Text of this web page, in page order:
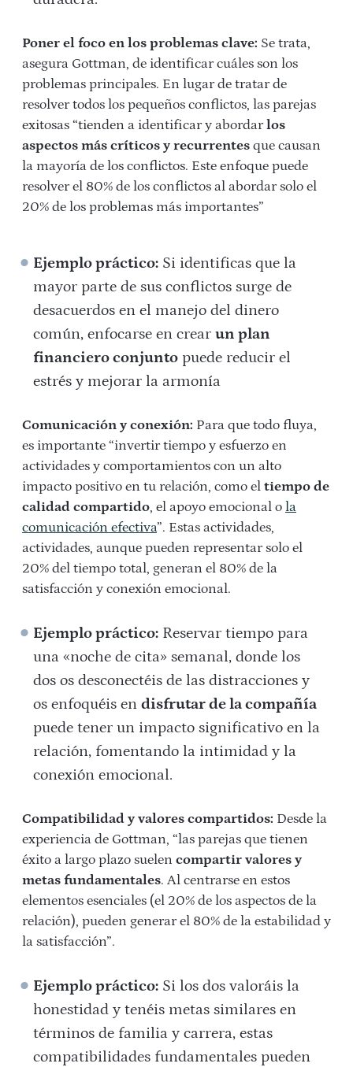
Poner el foco en los problemas clave: Se trata,
asegura Gottman, de identificar cuáles son los
problemas principales. En lugar de tratar de
resolver todos los pequeños conflictos, las parejas
exitosas “tienden a identificar y abordarlos
aspectos más críticos y recurrentes que causan
la mayoría de los conflictos. Este enfoque puede
resolver el 80% de los conflictos al abordar solo el
20% de los problemas más importantes”
Ejemplo práctico: Si identificas que la
mayor parte de sus conflictos surge de
desacuerdos en el manejo del dinero
común, enfocarse en crearun plan
financiero conjunto puede reducir el
estrés y mejorar la armonía
Comunicación y conexión: Para que todo fluya,
es importante “invertir tiempo y esfuerzo en
actividades y comportamientos con un alto
impacto positivo en tu relación, como el tiempo de
calidad compartido, el apoyo emocional o la
comunicación efectiva”. Estas actividades,
actividades, aunque pueden representar solo el
20% del tiempo total, generan el 80% de la
satisfacción y conexión emocional.
Ejemplo práctico: Reservar tiempo para
una «noche de cita» semanal, donde los
dos os desconectéis de las distracciones y
os enfoquéis endisfrutar de la compañía
puede tener un impacto significativo en la
relación, fomentando la intimidad y la
conexión emocional.
Compatibilidad y valores compartidos: Desde la
experiencia de Gottman, “las parejas que tienen
éxito a largo plazo suelen compartir valores y
metas fundamentales. Al centrarse en estos
elementos esenciales (el 20% de los aspectos de la
relación), pueden generar el 80% de la estabilidad y
la satisfacción”.
Ejemplo práctico: Si los dos valoráis la
honestidad y tenéis metas similares en
términos de familia y carrera, estas
compatibilidades fundamentales pueden